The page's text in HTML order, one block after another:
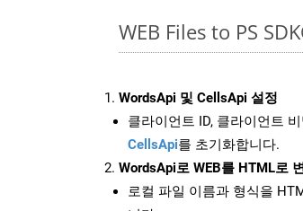
WEB Files to PS
WordsApi 및 CellsApi 설정
클라이언트 ID, 클라이언트
CellsApi를 초기화합니다.
WordsApi로 WEB를 HTML로
로컬 파일 이름과 형식을